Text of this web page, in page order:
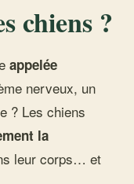
chiens ?
appelée
nerveux, un
? Les chiens
la
leur corps… et